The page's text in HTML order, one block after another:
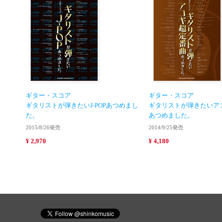
ギター・スコア
ギタリストが弾きたいJ-POPあつめまし
た。
2015/8/26発売
¥ 2,970
ギター・スコア
ギタリストが弾きたいア
あつめました。
2014/9/25発売
¥ 4,180